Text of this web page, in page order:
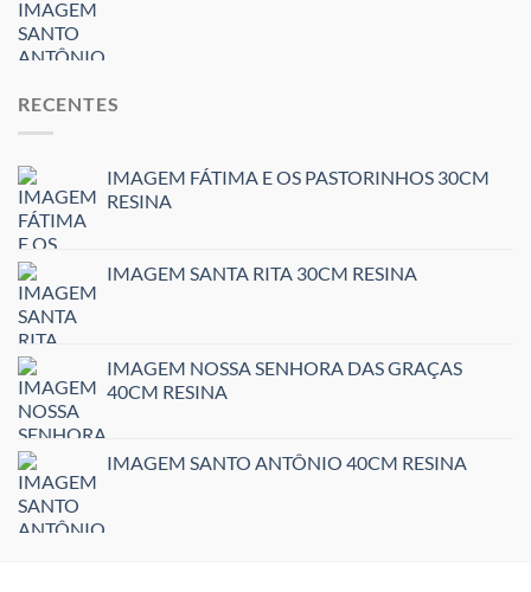
RECENTES
IMAGEM FÁTIMA E OS PASTORINHOS 30CM
RESINA
IMAGEM SANTA RITA 30CM RESINA
IMAGEM NOSSA SENHORA DAS GRAÇAS
40CM RESINA
IMAGEM SANTO ANTÔNIO 40CM RESINA